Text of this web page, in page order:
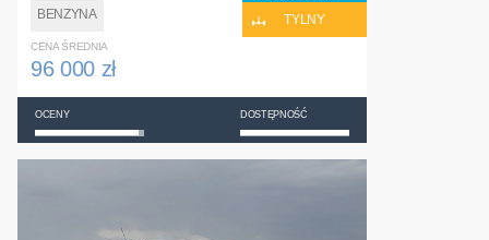
BENZYNA
TYLNY
CENA ŚREDNIA
96 000 zł
OCENY DOSTĘPNOŚĆ